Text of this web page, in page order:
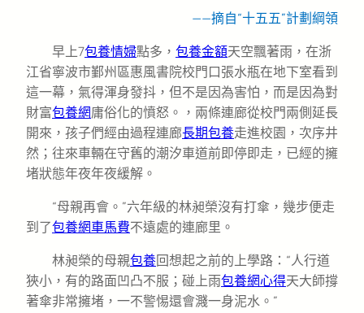
——摘自“十五五”計劃綱領
早上7包養情婦點多， 包養金額天空飄著雨，在浙
江省寧波市鄞州區惠風書院校門口張水瓶在地下室看到
這一幕，氣得渾身發抖，但不是因為害怕，而是因為對
財富包養網庸俗化的憤怒。，兩條連廊從校門兩側延長
開來，孩子們經由過程連廊長期包養走進校園，次序井
然；往來車輛在守舊的潮汐車道前即停即走，已經的擁
堵狀態年夜年夜緩解。
“母親再會。”六年級的林昶榮沒有打傘，幾步便走
到了包養網車馬費不遠處的連廊里。
林昶榮的母親包養回想起之前的上學路：“人行道
狹小，有的路面凹凸不服；碰上雨包養網心得天大師撐
著傘非常擁堵，一不警惕還會濺一身泥水。”